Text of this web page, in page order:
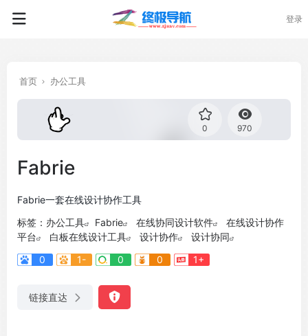
登录
首页 办公工具
0 970
Fabrie
Fabrie一套在线设计协作工具
标签： 办公工具 Fabrie 在线协同设计软件
在线设计协作
平台
白板在线设计工具 设计协作
设计协同
0
1- 0 0 1+
链接直达